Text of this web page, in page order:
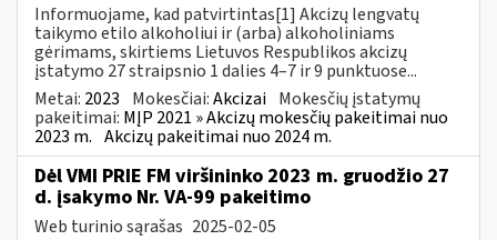
Informuojame, kad patvirtintas[1] Akcizų lengvatų
taikymo etilo alkoholiui ir (arba) alkoholiniams
gėrimams, skirtiems Lietuvos Respublikos akcizų
įstatymo 27 straipsnio 1 dalies 4–7 ir 9 punktuose...
Metai: 2023 Mokesčiai:Akcizai Mokesčių įstatymų
pakeitimai: MĮP 2021 » Akcizų mokesčių pakeitimai nuo
2023 m. Akcizų pakeitimai nuo 2024 m.
Dėl VMI PRIE FM viršininko 2023 m. gruodžio 27
d. įsakymo Nr. VA-99 pakeitimo
Web turinio sąrašas 2025-02-05